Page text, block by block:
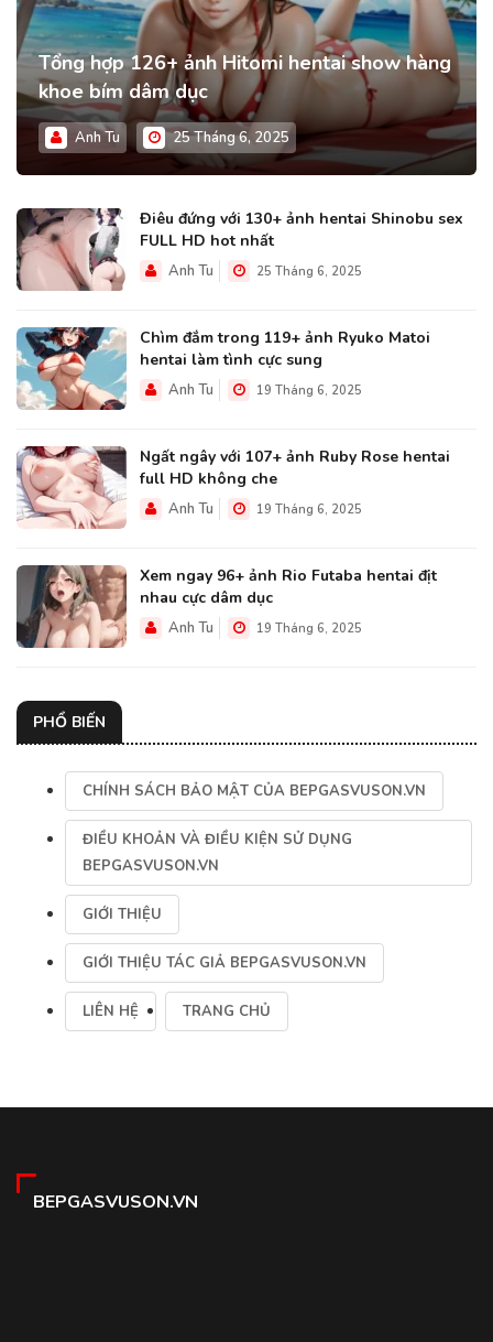
Tổng hợp 126+ ảnh Hitomi hentai show hàng
khoe bím dâm dục
Anh Tu 25 Tháng 6, 2025
Điêu đứng với 130+ ảnh hentai Shinobu sex
FULL HD hot nhất
Anh Tu 25 Tháng 6, 2025
Chìm đắm trong 119+ ảnh Ryuko Matoi
hentai làm tình cực sung
Anh Tu 19 Tháng 6, 2025
Ngất ngây với 107+ ảnh Ruby Rose hentai
full HD không che
Anh Tu 19 Tháng 6, 2025
Xem ngay 96+ ảnh Rio Futaba hentai địt
nhau cực dâm dục
Anh Tu 19 Tháng 6, 2025
PHỔ BIẾN
CHÍNH SÁCH BẢO MẬT CỦA BEPGASVUSON.VN
ĐIỀU KHOẢN VÀ ĐIỀU KIỆN SỬ DỤNG
BEPGASVUSON.VN
GIỚI THIỆU
GIỚI THIỆU TÁC GIẢ BEPGASVUSON.VN
LIÊN HỆ TRANG CHỦ
BEPGASVUSON.VN